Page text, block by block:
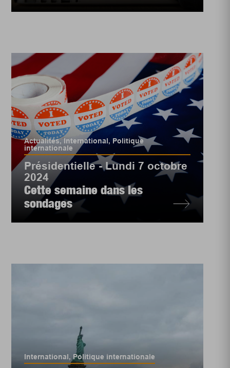
Actualités, International, Politique
internationale
Présidentielle - Lundi 7 octobre
2024
Cette semaine dans les
sondages
International,Politique internationale